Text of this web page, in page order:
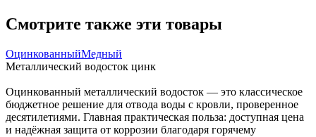
Смотрите также эти товары
ОцинкованныйМедный
Металлический водосток цинк
Оцинкованный металлический водосток — это классическое
бюджетное решение для отвода воды с кровли, проверенное
десятилетиями. Главная практическая польза: доступная цена
и надёжная защита от коррозии благодаря горячему